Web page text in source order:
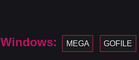
Windows: MEGA GOFILE